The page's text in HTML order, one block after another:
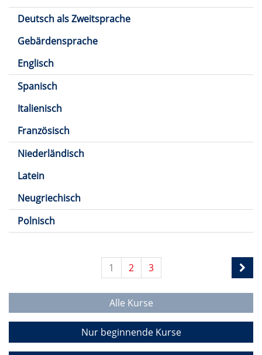
Deutsch als Zweitsprache
Gebärdensprache
Englisch
Spanisch
Italienisch
Französisch
Niederländisch
Latein
Neugriechisch
Polnisch
1 2 3
Alle Kurse
Nur beginnende Kurse